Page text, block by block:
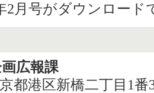
2月号がダウンロード
広報課
都港区新橋二丁目1番